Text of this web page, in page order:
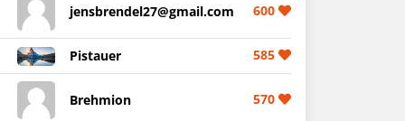
jensbrendel27@gmail.com 600
Pistauer 585
Brehmion 570